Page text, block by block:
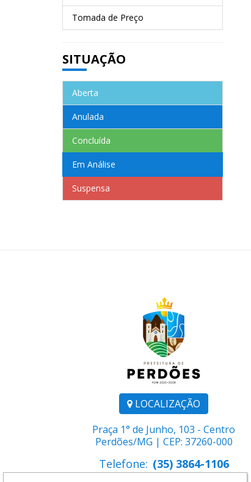
Tomada de Preço
SITUAÇÃO
Aberta
Anulada
Concluída
Em Análise
Suspensa
LOCALIZAÇÃO
Praça 1° de Junho, 103 - Centro
Perdões/MG | CEP: 37260-000
Telefone: (35) 3864-1106